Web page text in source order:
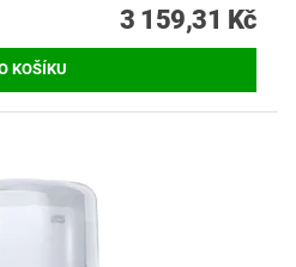
3 159,31 Kč